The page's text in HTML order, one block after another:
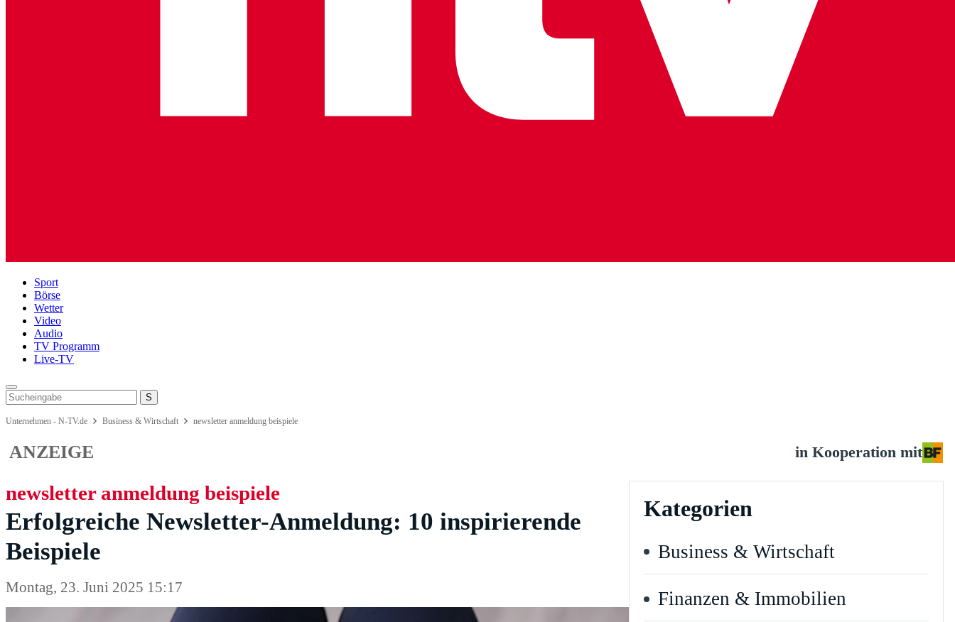
Sport
Börse
Wetter
Video
Audio
TV Programm
Live-TV
Unternehmen - N-TV.de Business & Wirtschaft newsletter anmeldung beispiele
ANZEIGE in Kooperation mit
newsletter anmeldung beispiele
Erfolgreiche Newsletter-Anmeldung: 10 inspirierende
Beispiele
Montag, 23. Juni 2025 15:17
Kategorien
Business & Wirtschaft
Finanzen & Immobilien